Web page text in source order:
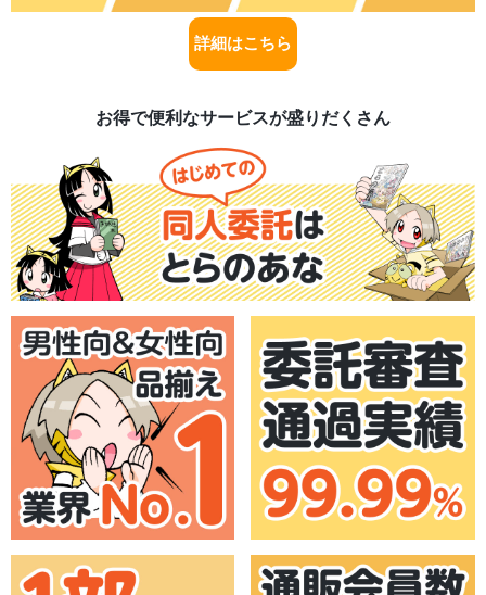
詳細はこちら
お得で便利なサービスが盛りだくさん